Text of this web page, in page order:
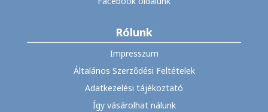
Rólunk
Impresszum
Általános Szerződési Feltételek
Adatkezelési tájékoztató
Így vásárolhat nálunk